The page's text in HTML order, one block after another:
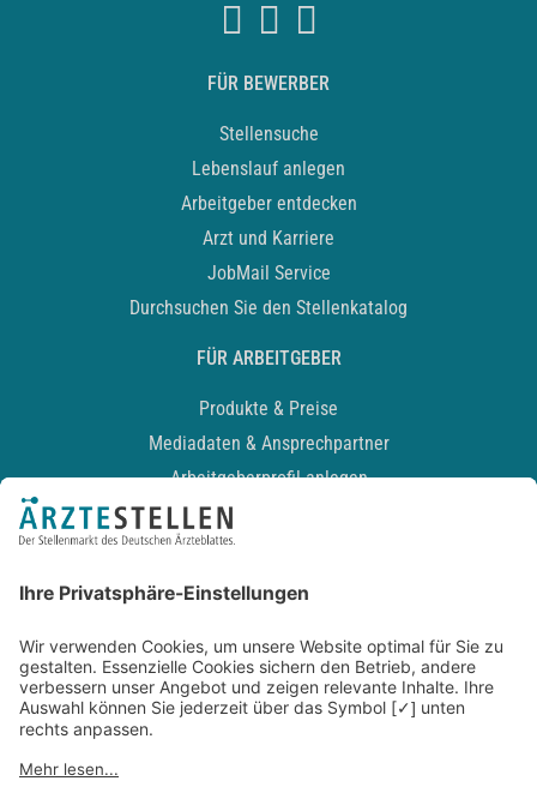
FÜR BEWERBER
Stellensuche
Lebenslauf anlegen
Arbeitgeber entdecken
Arzt und Karriere
JobMail Service
Durchsuchen Sie den Stellenkatalog
FÜR ARBEITGEBER
Produkte & Preise
Mediadaten & Ansprechpartner
Arbeitgeberprofil anlegen
Recruiting-Podcast
Kontakt
Datenschutz
Newsletter